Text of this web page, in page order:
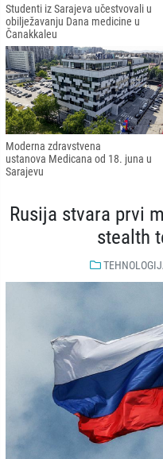
Studenti iz Sarajeva učestvovali u
obilježavanju Dana medicine u
Čanakkaleu
Moderna zdravstvena
ustanova Medicana od 18. juna u
Sarajevu
Rusija stvara prvi
stealth